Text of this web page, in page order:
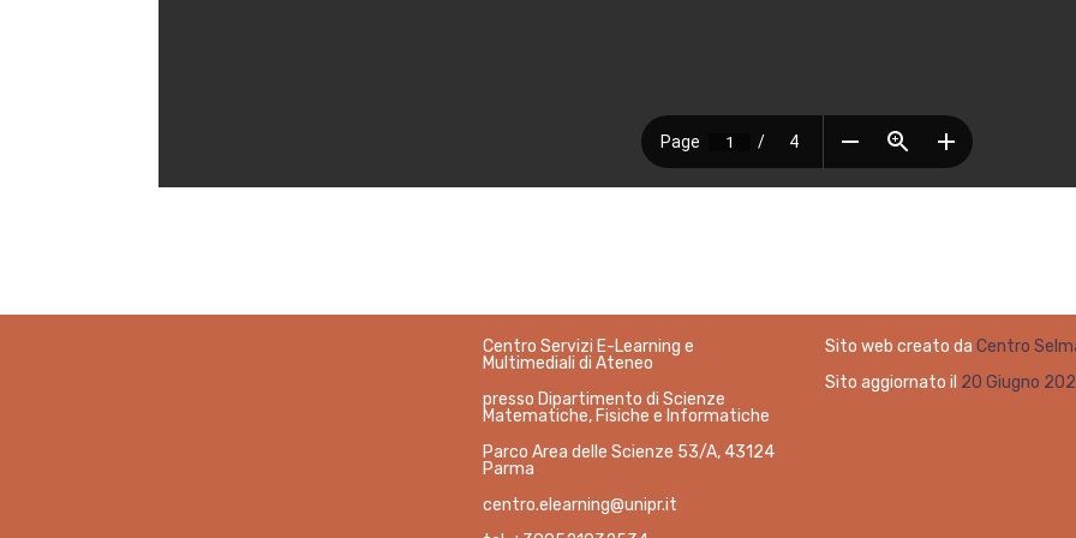
Centro Servizi E-Learning e
Multimediali di Ateneo
presso Dipartimento di Scienze
Matematiche, Fisiche e Informatiche
Parco Area delle Scienze 53/A, 43124
Parma
centro.elearning@unipr.it
Sito web creato da Centro
Sito aggiornato il 20 Giugno